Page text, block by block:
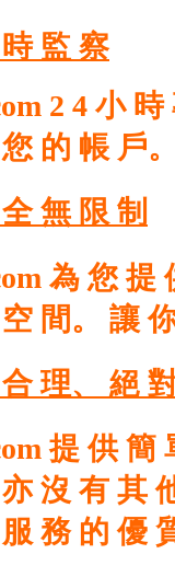
監 察
2 4 小
的 帳 戶
無 限 制
為 您 提
間。 讓
理、 絕
提 供 簡
沒 有 其
務 的 優